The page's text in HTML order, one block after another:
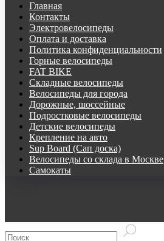
Главная
Контакты
Электровелосипеды
Оплата и доставка
Политика конфиденциальности
Горные велосипеды
FAT BIKE
Складные велосипеды
Велосипеды для города
Дорожные, шоссейные
Подростковые велосипеды
Детские велосипеды
Крепление на авто
Sup Board (Сап доска)
Велосипеды со склада в Москве
Самокаты